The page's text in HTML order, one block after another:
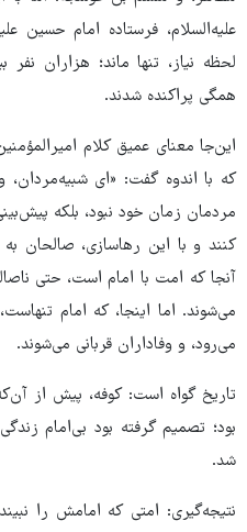
علیه‌السلام، فرستاده امام حسین
لحظه نیاز، تنها ماند؛ هزاران
همگی پراکنده شدند.
این‌جا معنای عمیق کلام
که با اندوه گفت: «ای شبیه‌مردان،
مردمان زمان خود نبود، بلکه
کنند و با این رهاسازی، صالحان
آنجا که امت با امام است، حتی
می‌شوند. اما اینجا، که امام
می‌رود، و وفاداران قربانی می‌شوند.
تاریخ گواه است: کوفه، پیش از
بود؛ تصمیم گرفته بود بی‌امام
شد.
نتیجه‌گیری: امتی که امامش را